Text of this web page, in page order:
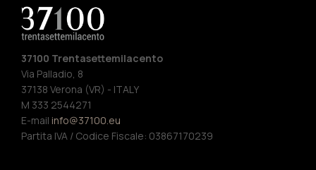
37100 Trentasettemilacento
Via Palladio, 8
37138 Verona (VR) - ITALY
M 333 2544271
E-mail info@37100.eu
Partita IVA / Codice Fiscale: 03867170239